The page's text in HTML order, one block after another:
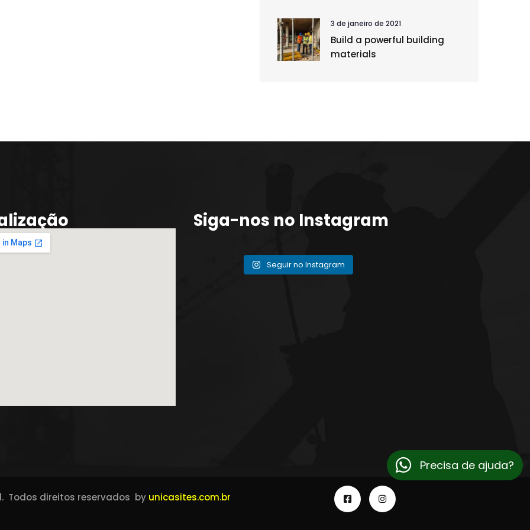
3 de janeiro de 2021
Build a powerful building
materials
Siga-nos no Instagram
Seguir no Instagram
Todos direitos reservados by unicasites.com.br
Precisa de ajuda?